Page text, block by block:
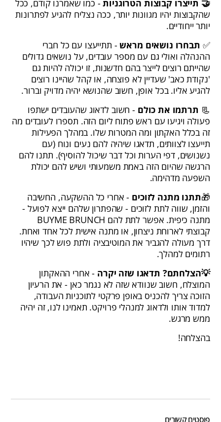
🤝 תייצרו קבוצות הטרוגניות - כמו שאמרנו קודם, ככל
שהקבוצות יהיו מגוונות יותר, ככה נצליח להגיע לפתרונות
יותר ייחודיים.
✅ תבחרו נושאים מראש - תתייעצו עם כל חברי
ההנהלה ואולי גם עם מספר עובדים, על נושאים גדולים
שהייתם רוצים לייצר בהם חדשנות, זו יכולה להיות גם
'נקודת כאב' שעדיין לא פוצחה, או קהל שהיינו רוצים
להגיע אליו. בכל אופן, חשוב שהנושא יהיה מדויק וברור.
📃 תרתמו את כולם - חשוב לדאוג שהעובדים ישתפו
פעולה ויגיעו עם ראש פתוח ליום הזה. תספרו לעובדים מה
זה בכלל האקתון ומה המטרות שלו. במהלך הפעילות
תייעצו לצוותים, תדאגו שיהיה להם נעים ונוח (עם
נשנושים, דפי הערות וכל דבר שיכול להוסיף). תתנו להם
הרגשה שהיום הזה באמת משמעותי ושיש להם יכולת
השפעה מדהימה.
🎁תתנו מתנה לזוכים - אחרי כל ההשקעה, החשיבה
והזמן, שווה לתת לזוכים - שהפתרון שלהם ייצא לפועל -
מתנה כיפית. אפשר לתת להם BUYME BRUNCH
קבוצתי לארוחת ניצחון, או מתנה אישית לכל אחד ואחת.
דרך מעולה להגביר את המוטיבציה ולתת פוש לכך שיהיו
רתומים למהלך.
💡הצלחתם? תדאגו שזה יקרה - אחרי ההאקתון
המוצלח, חשוב שנוודא שזה לא נגמר כאן - את הרעיון
הזוכה צריך להכניס באופן פרקטי לתוכניות העבודה,
למדוד אותו ולדאוג למנהלי פרויקט. תאמינו לנו, זה יהיה
ממש מרגש.
בהצלחה!
פוסטים קשורים